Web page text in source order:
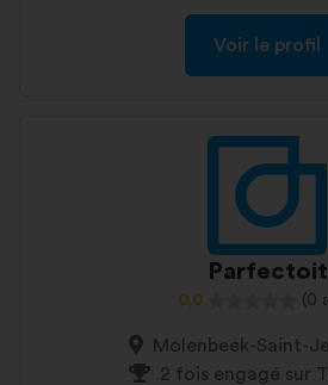
Voir le profil
Parfectoit
0,0 (0
Molenbeek-Saint-
2 fois engagé sur